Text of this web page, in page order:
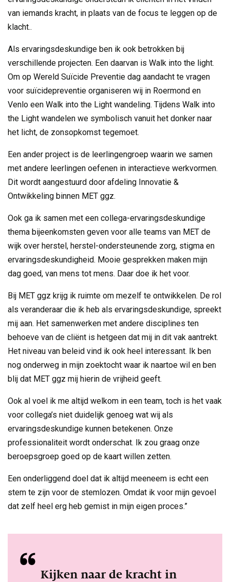
van iemands kracht, in plaats van de focus te leggen op de
klacht..
Als ervaringsdeskundige ben ik ook betrokken bij
verschillende projecten. Een daarvan is Walk into the light.
Om op Wereld Suïcide Preventie dag aandacht te vragen
voor suïcidepreventie organiseren wij in Roermond en
Venlo een Walk into the Light wandeling. Tijdens Walk into
the Light wandelen we symbolisch vanuit het donker naar
het licht, de zonsopkomst tegemoet.
Een ander project is de leerlingengroep waarin we samen
met andere leerlingen oefenen in interactieve werkvormen.
Dit wordt aangestuurd door afdeling Innovatie &
Ontwikkeling binnen MET ggz.
Ook ga ik samen met een collega-ervaringsdeskundige
thema bijeenkomsten geven voor alle teams van MET de
wijk over herstel, herstel-ondersteunende zorg, stigma en
ervaringsdeskundigheid. Mooie gesprekken maken mijn
dag goed, van mens tot mens. Daar doe ik het voor.
Bij MET ggz krijg ik ruimte om mezelf te ontwikkelen. De rol
als veranderaar die ik heb als ervaringsdeskundige, spreekt
mij aan. Het samenwerken met andere disciplines ten
behoeve van de cliënt is hetgeen dat mij in dit vak aantrekt.
Het niveau van beleid vind ik ook heel interessant. Ik ben
nog onderweg in mijn zoektocht waar ik naartoe wil en ben
blij dat MET ggz mij hierin de vrijheid geeft.
Ook al voel ik me altijd welkom in een team, toch is het vaak
voor collega’s niet duidelijk genoeg wat wij als
ervaringsdeskundige kunnen betekenen. Onze
professionaliteit wordt onderschat. Ik zou graag onze
beroepsgroep goed op de kaart willen zetten.
Een onderliggend doel dat ik altijd meeneem is echt een
stem te zijn voor de stemlozen. Omdat ik voor mijn gevoel
dat zelf heel erg heb gemist in mijn eigen proces.”
Kijken naar de kracht in